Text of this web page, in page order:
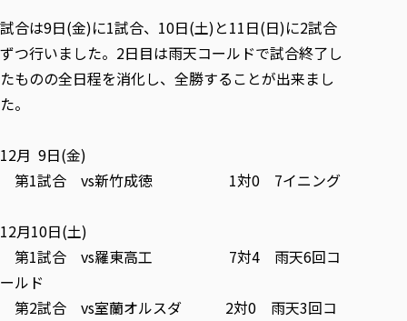
宿舎の紹介
学生生活サポート
学生自主活動支援
学生総合補償制度
スポーツ傷害保険
試合は9日(金)に1試合、10日(土)と11日(日)に2試合
ずつ行いました。2日目は雨天コールドで試合終了し
たものの全日程を消化し、全勝することが出来まし
た。
12月 9日(金)
第1試合 vs新竹成徳 1対0 7イニング
12月10日(土)
第1試合 vs羅東高工 7対4 雨天6回コ
ールド
第2試合 vs室蘭オルスダ 2対0 雨天3回コ